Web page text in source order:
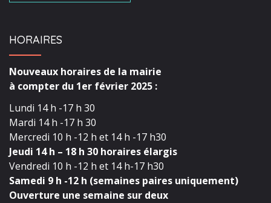
HORAIRES
Nouveaux horaires de la mairie
à compter du 1er février 2025 :
Lundi 14 h -17 h 30
Mardi 14 h -17 h 30
Mercredi 10 h -12 h et 14 h -17 h30
Jeudi 14 h – 18 h 30 horaires élargis
Vendredi 10 h -12 h et 14 h-17 h30
Samedi 9 h -12 h (semaines paires uniquement)
Ouverture une semaine sur deux